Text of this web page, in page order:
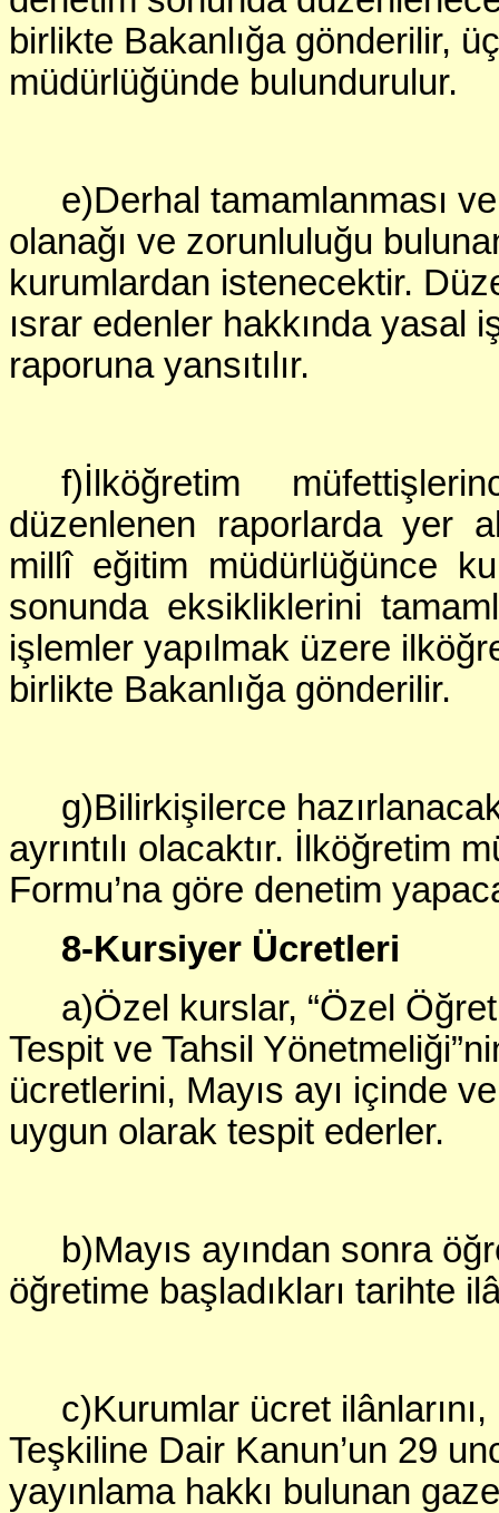
birlikte Bakanlığa gönderilir,
müdürlüğünde bulundurulur.
e)Derhal tamamlanması
olanağı ve zorunluluğu
kurumlardan istenecektir.
ısrar edenler hakkında yasal
raporuna yansıtılır.
f)İlköğretim
düzenlenen raporlarda yer
millî eğitim müdürlüğünce
sonunda eksikliklerini
işlemler yapılmak üzere
birlikte Bakanlığa gönderilir.
g)Bilirkişilerce
ayrıntılı olacaktır. İlköğretim
Formu’na göre denetim
8-Kursiyer Ücretleri
a)Özel kurslar, “Özel
Tespit ve Tahsil
ücretlerini, Mayıs ayı içinde
uygun olarak tespit ederler.
b)Mayıs ayından sonra
öğretime başladıkları tarihte
c)Kurumlar ücret
Teşkiline Dair Kanun’un 29
yayınlama hakkı bulunan